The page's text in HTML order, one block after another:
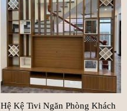
Hệ Kệ Tivi Ngăn Phòng Khách